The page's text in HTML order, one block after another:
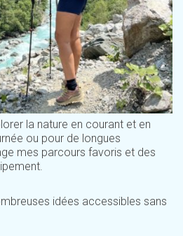
la nature en courant et en
ou pour de longues
mes parcours favoris et des
idées accessibles sans